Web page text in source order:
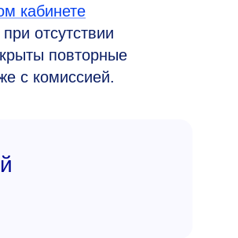
кабинете
отсутствии
повторные
с комиссией.